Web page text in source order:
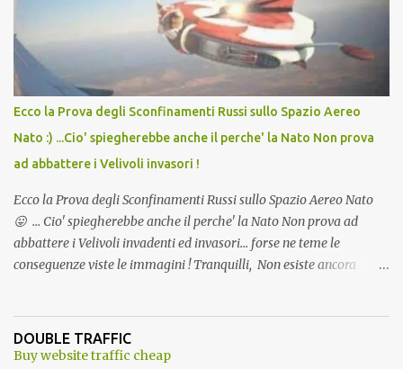
l'articolo per NON Dimenticare!
Ecco la Prova degli Sconfinamenti Russi sullo Spazio Aereo
Nato :) ...Cio' spiegherebbe anche il perche' la Nato Non prova
ad abbattere i Velivoli invasori !
Ecco la Prova degli Sconfinamenti Russi sullo Spazio Aereo Nato
😛 ... Cio' spiegherebbe anche il perche' la Nato Non prova ad
abbattere i Velivoli invadenti ed invasori... forse ne teme le
conseguenze viste le immagini ! Tranquilli, Non esiste ancora
ancora una fantasia Nato o forse una "False Flag", per provocare
una guerra mondiale che difficilmente da menti sane, potrebbe
DOUBLE TRAFFIC
Buy website traffic cheap